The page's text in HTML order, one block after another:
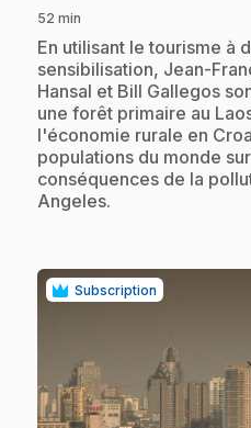
52 min
.En utilisant le tourisme à
sensibilisation, Jean-
Hansal et Bill Gallegos
une forêt primaire au
l'économie rurale en
populations du monde
conséquences de la
Angeles.
Subscription